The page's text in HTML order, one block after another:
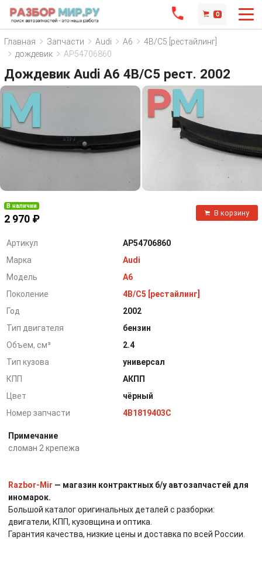
0
Главная Запчасти Audi A6
4B/C5 [рестайлинг]
дождевик
AP54706860
Дождевик Audi A6 4B/C5 рест. 2002
В наличии
2 970 ₽
В корзину
Артикул
AP54706860
Марка
Audi
Модель
A6
Поколение
4B/C5 [рестайлинг]
Год
2002
Тип двигателя
бензин
Объем, см³
2.4
Тип кузова
универсал
КПП
АКПП
Цвет
чёрный
Номер запчасти
4B1819403C
Примечание
сломан 2 крепежа
Razbor-Mir — магазин контрактных б/у автозапчастей для
иномарок.
Большой каталог оригинальных деталей с разборки:
двигатели, КПП, кузовщина и оптика.
Гарантия качества, низкие цены и доставка по всей России.